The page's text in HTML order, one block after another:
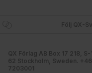
Följ QX-
QX Förlag AB Box 17 218, S-
62 Stockholm, Sweden.
7203001